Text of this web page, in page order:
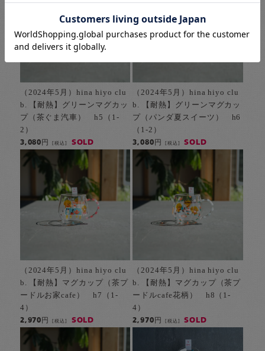
（2024年5月）hina hiyo clu
b. 【耐熱】グリーンマグカッ
プ（茶ぐま汽車） h5（1-
2）
3,080円[税込] SOLD
（2024年5月）hina hiyo clu
b. 【耐熱】グリーンマグカッ
プ（パンダ夏スイーツ） h6
（1-2）
3,080円 [税込] SOLD
（2024年5月）hina hiyo clu
b. 【耐熱】マグカップ（茶プ
ードルお家cafe） h7（1-
4）
2,970円[税込] SOLD
（2024年5月）hina hiyo clu
b. 【耐熱】マグカップ（茶プ
ードルcafe花柄） h8（1-
4）
2,970円 [税込] SOLD